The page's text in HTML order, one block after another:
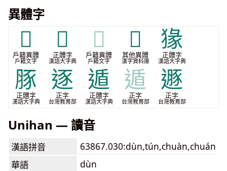
異體字
𠭣
戶籍異體
戶籍文字
𨂦
正體字
漢語大字典
𨂦
戶籍異體
戶籍文字
𨔵
其他異體
漢字資料庫
猭
正體字
漢語大字典
豚
正體字
漢語大字典
逐
正字
台灣教育部
遁
正體字
漢語大字典
遁
正字
台灣教育部
遯
正字
台灣教育部
Unihan — 讀音
漢語拼音
63867.030:dùn,tún,chuàn,chuán
華語
dùn